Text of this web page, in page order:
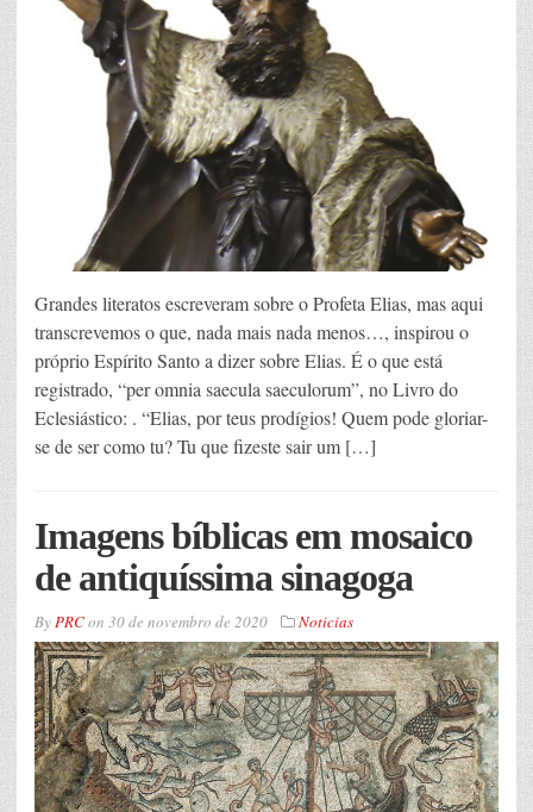
Grandes literatos escreveram sobre o Profeta Elias, mas aqui
transcrevemos o que, nada mais nada menos…, inspirou o
próprio Espírito Santo a dizer sobre Elias. É o que está
registrado, “per omnia saecula saeculorum”, no Livro do
Eclesiástico: . “Elias, por teus prodígios! Quem pode gloriar-
se de ser como tu? Tu que fizeste sair um […]
Imagens bíblicas em mosaico
de antiquíssima sinagoga
By PRCon 30 de novembro de 2020 Noticias